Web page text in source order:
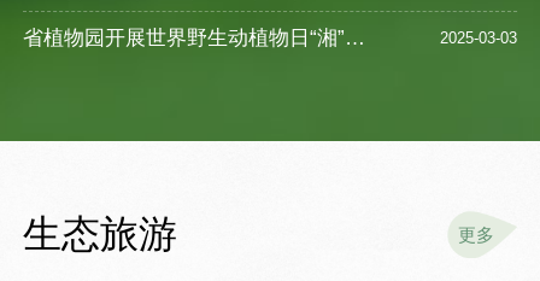
省植物园开展世界野生动植物日“湘”遇奇珍--珍稀野生植物探访之旅活动 2025-03-03
生态旅游 更多